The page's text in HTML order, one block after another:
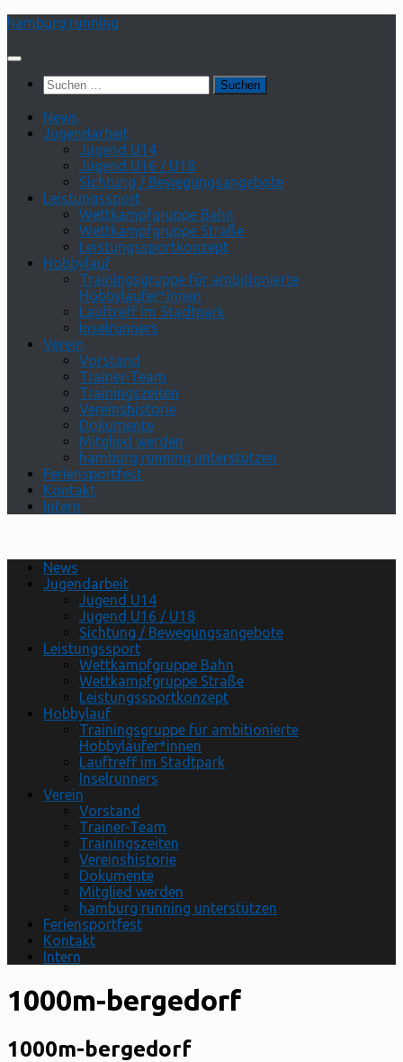
Zum
springen
hamburg running
Suchen
nach:
News
Jugendarbeit
Jugend U14
Jugend U16 / U18
Sichtung / Bewegungsangebote
Leistungssport
Wettkampfgruppe Bahn
Wettkampfgruppe Straße
Leistungssportkonzept
Hobbylauf
Trainingsgruppe für ambitionierte
Hobbyläufer*innen
Lauftreff im Stadtpark
Inselrunners
Verein
Vorstand
Trainer-Team
Trainingszeiten
Vereinshistorie
Dokumente
Mitglied werden
hamburg running unterstützen
Feriensportfest
Kontakt
Intern
News
Jugendarbeit
Jugend U14
Jugend U16 / U18
Sichtung / Bewegungsangebote
Leistungssport
Wettkampfgruppe Bahn
Wettkampfgruppe Straße
Leistungssportkonzept
Hobbylauf
Trainingsgruppe für ambitionierte
Hobbyläufer*innen
Lauftreff im Stadtpark
Inselrunners
Verein
Vorstand
Trainer-Team
Trainingszeiten
Vereinshistorie
Dokumente
Mitglied werden
hamburg running unterstützen
Feriensportfest
Kontakt
Intern
1000m-bergedorf
1000m-bergedorf